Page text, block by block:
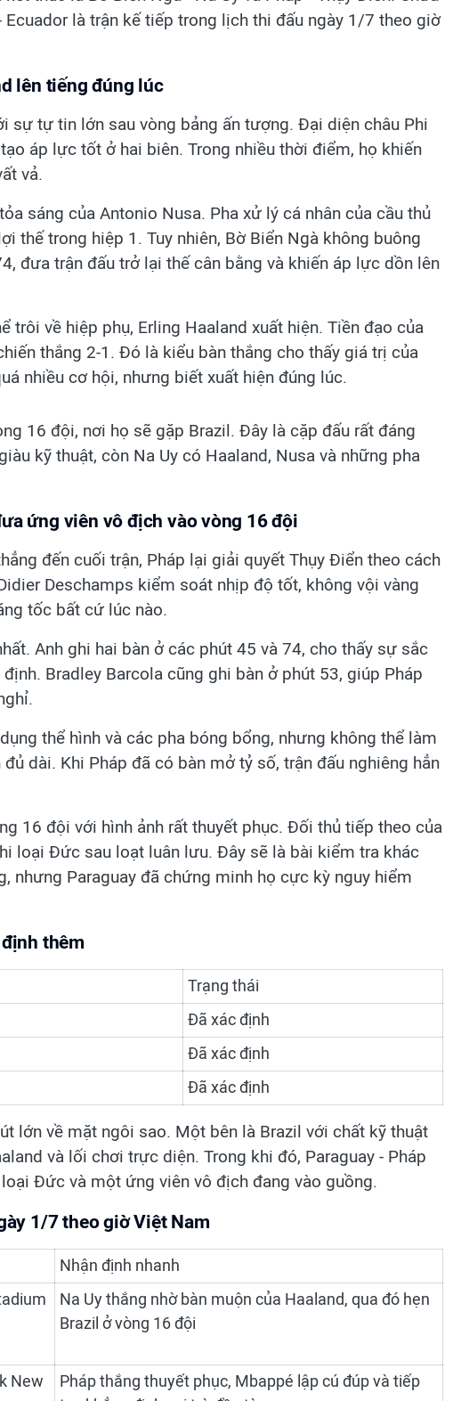
Ecuador là trận kế tiếp trong lịch thi đấu ngày 1/7 theo giờ
lên tiếng đúng lúc
sự tự tin lớn sau vòng bảng ấn tượng. Đại diện châu Phi
áp lực tốt ở hai biên. Trong nhiều thời điểm, họ khiến
vả.
sáng của Antonio Nusa. Pha xử lý cá nhân của cầu thủ
thế trong hiệp 1. Tuy nhiên, Bờ Biển Ngà không buông
đưa trận đấu trở lại thế cân bằng và khiến áp lực dồn lên
trôi về hiệp phụ, Erling Haaland xuất hiện. Tiền đạo của
thắng 2-1. Đó là kiểu bàn thắng cho thấy giá trị của
nhiều cơ hội, nhưng biết xuất hiện đúng lúc.
16 đội, nơi họ sẽ gặp Brazil. Đây là cặp đấu rất đáng
kỹ thuật, còn Na Uy có Haaland, Nusa và những pha
ứng viên vô địch vào vòng 16 đội
đến cuối trận, Pháp lại giải quyết Thụy Điển theo cách
Deschamps kiểm soát nhịp độ tốt, không vội vàng
tốc bất cứ lúc nào.
Anh ghi hai bàn ở các phút 45 và 74, cho thấy sự sắc
Bradley Barcola cũng ghi bàn ở phút 53, giúp Pháp
thể hình và các pha bóng bổng, nhưng không thể làm
dài. Khi Pháp đã có bàn mở tỷ số, trận đấu nghiêng hẳn
16 đội với hình ảnh rất thuyết phục. Đối thủ tiếp theo của
loại Đức sau loạt luân lưu. Đây sẽ là bài kiểm tra khác
nhưng Paraguay đã chứng minh họ cực kỳ nguy hiểm
thêm
Trạng thái
Đã xác định
Đã xác định
Đã xác định
lớn về mặt ngôi sao. Một bên là Brazil với chất kỹ thuật
và lối chơi trực diện. Trong khi đó, Paraguay - Pháp
Đức và một ứng viên vô địch đang vào guồng.
1/7 theo giờ Việt Nam
Nhận định nhanh
Na Uy thắng nhờ bàn muộn của Haaland, qua đó hẹn
Brazil ở vòng 16 đội
New
Pháp thắng thuyết phục, Mbappé lập cú đúp và tiếp